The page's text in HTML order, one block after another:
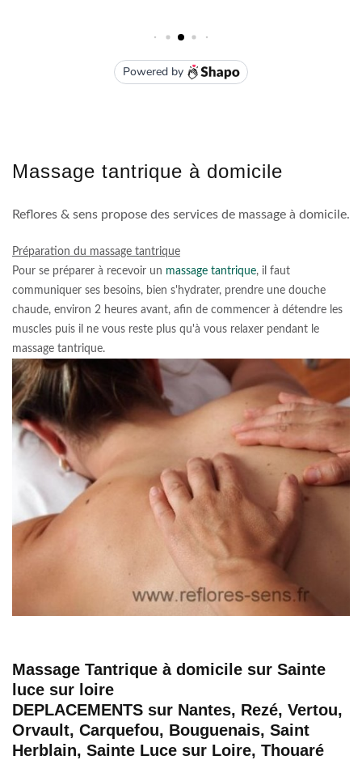
Massage tantrique à domicile
Reflores & sens propose des services de massage à domicile.
Préparation du massage tantrique
Pour se préparer à recevoir un massage tantrique, il faut
communiquer ses besoins, bien s'hydrater, prendre une douche
chaude, environ 2 heures avant, afin de commencer à détendre les
muscles puis il ne vous reste plus qu'à vous relaxer pendant le
massage tantrique.
Massage Tantrique à domicile sur Sainte
luce sur loire
DEPLACEMENTS sur Nantes, Rezé, Vertou,
Orvault, Carquefou, Bouguenais, Saint
Herblain, Sainte Luce sur Loire, Thouaré